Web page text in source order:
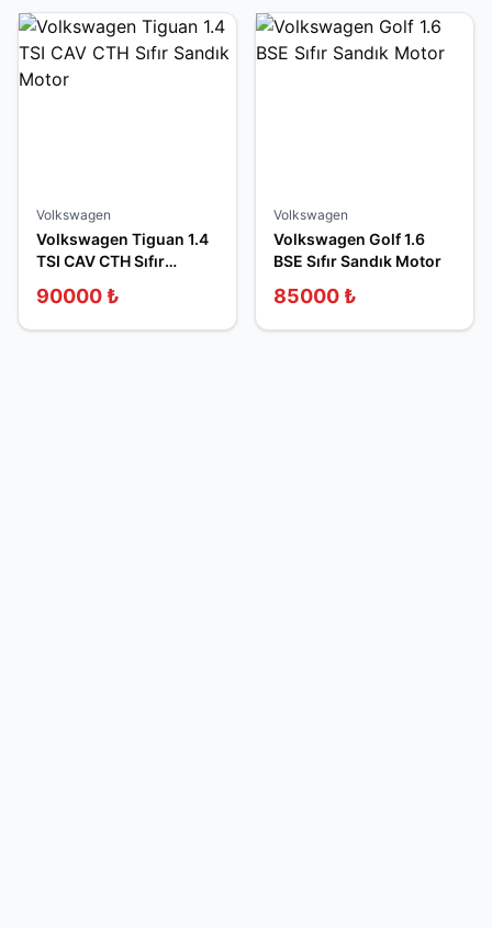
Volkswagen
Volkswagen Tiguan 1.4
TSI CAV CTH Sıfır
90000 ₺
Volkswagen
Volkswagen Golf 1.6
BSE Sıfır Sandık Motor
85000 ₺